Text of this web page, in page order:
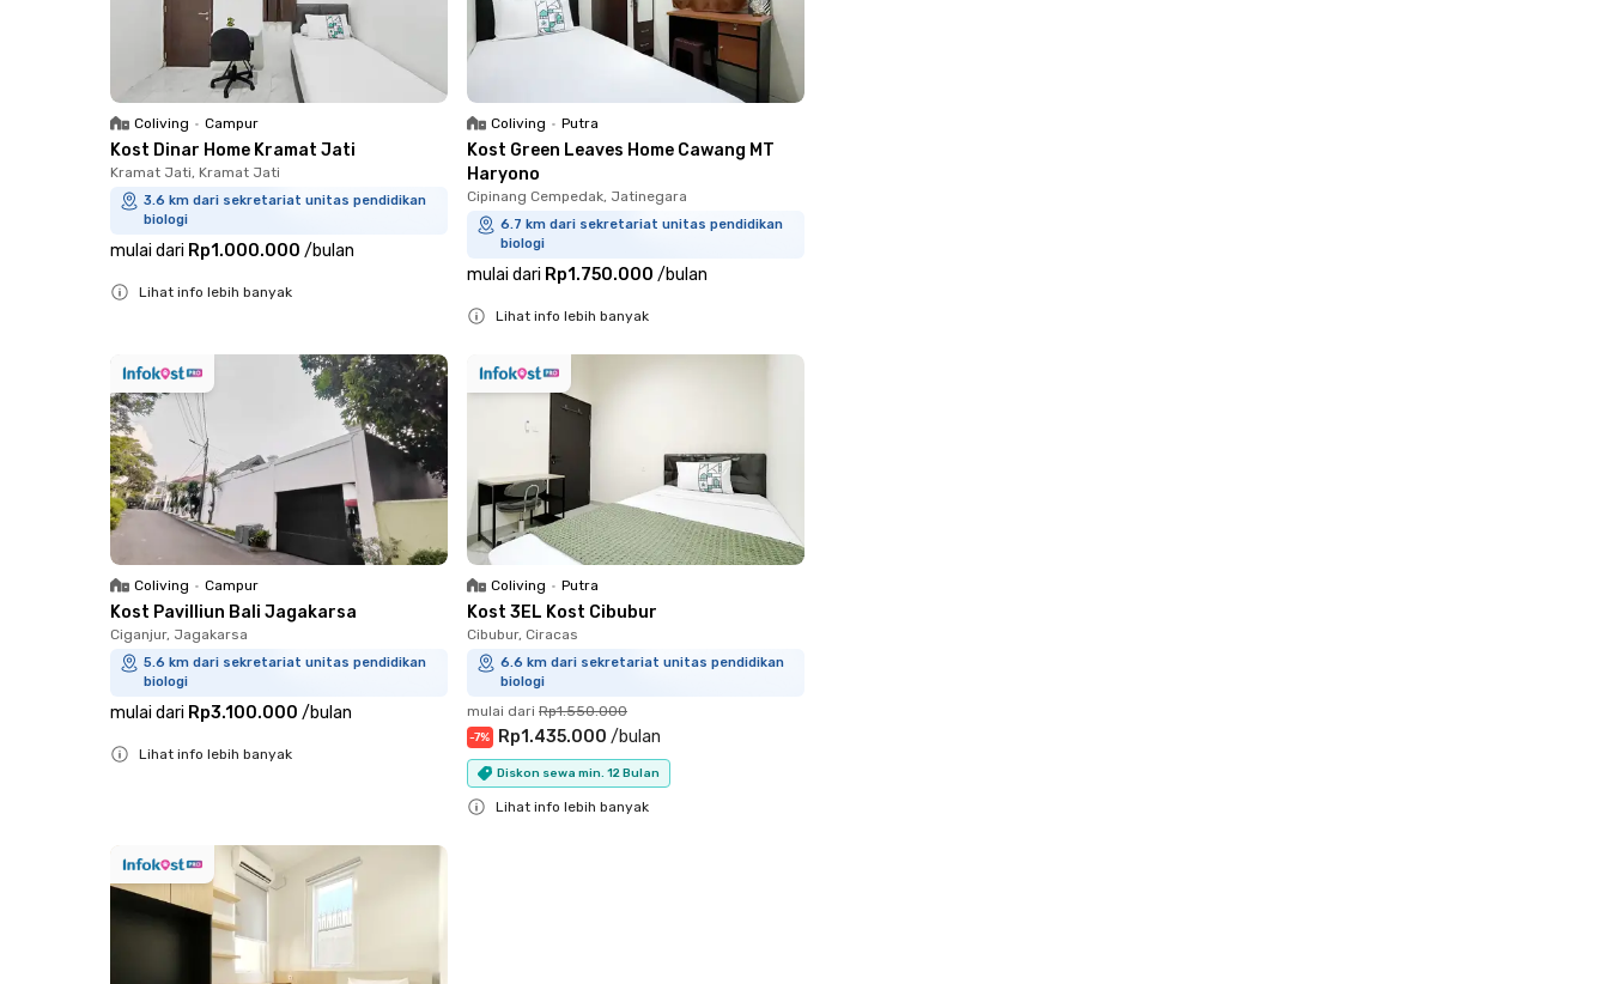
Coliving • Campur
Kost Dinar Home Kramat Jati
Kramat Jati, Kramat Jati
3.6 km dari sekretariat unitas pendidikan
biologi
mulai dari Rp1.000.000 /bulan
Lihat info lebih banyak
Coliving • Putra
Kost Green Leaves Home Cawang MT
Haryono
Cipinang Cempedak, Jatinegara
6.7 km dari sekretariat unitas pendidikan
biologi
mulai dari Rp1.750.000 /bulan
Lihat info lebih banyak
Coliving • Campur
Kost Pavilliun Bali Jagakarsa
Ciganjur, Jagakarsa
5.6 km dari sekretariat unitas pendidikan
biologi
mulai dari Rp3.100.000 /bulan
Lihat info lebih banyak
Coliving • Putra
Kost 3EL Kost Cibubur
Cibubur, Ciracas
6.6 km dari sekretariat unitas pendidikan
biologi
mulai dari Rp1.550.000
-7% Rp1.435.000 /bulan
Diskon sewa min. 12 Bulan
Lihat info lebih banyak